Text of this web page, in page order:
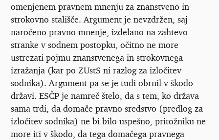
omenjenem pravnem mnenju za znanstveno in
strokovno stališče. Argument je nevzdržen, saj
naročeno pravno mnenje, izdelano na zahtevo
stranke v sodnem postopku, očitno ne more
ustrezati pojmu znanstvenega in strokovnega
izražanja (kar po ZUstS ni razlog za izločitev
sodnika). Argument pa se je tudi obrnil v škodo
državi. ESČP je namreč štelo, da s tem, ko država
sama trdi, da domače pravno sredstvo (predlog za
izločitev sodnika) ne bi bilo uspešno, pritožniku ne
more iti v škodo, da tega domačega pravnega